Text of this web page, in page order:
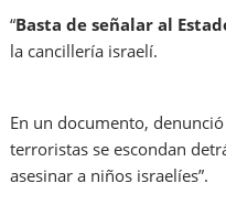
“Basta de señalar al
la cancillería israelí.
En un documento,
terroristas se escondan
asesinar a niños israelíes”.